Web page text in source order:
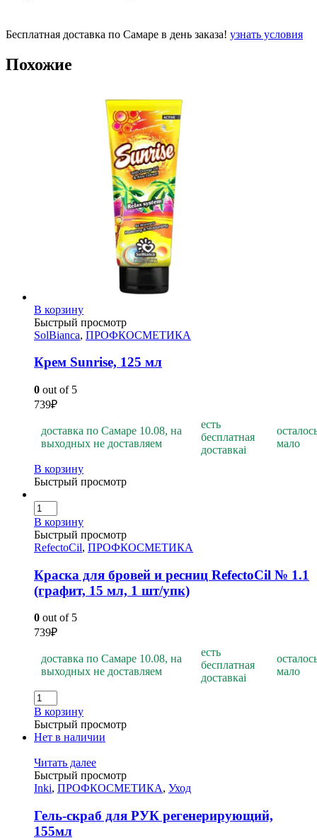
Бесплатная доставка по Самаре в день заказа! узнать условия
Похожие
В корзину
Быстрый просмотр
SolBianca, ПРОФКОСМЕТИКА
Крем Sunrise, 125 мл
0 out of 5
739₽
доставка по Самаре 10.08, на
выходных не доставляем
есть
бесплатная
доставкаi
мало
В корзину
Быстрый просмотр
В корзину
Быстрый просмотр
RefectoCil, ПРОФКОСМЕТИКА
Краска для бровей и ресниц RefectoCil № 1.1
(графит, 15 мл, 1 шт/упк)
0 out of 5
739₽
доставка по Самаре 10.08, на
выходных не доставляем
есть
бесплатная
доставкаi
мало
В корзину
Быстрый просмотр
Нет в наличии
Читать далее
Быстрый просмотр
Inki, ПРОФКОСМЕТИКА, Уход
Гель-скраб для РУК регенерирующий,
155мл